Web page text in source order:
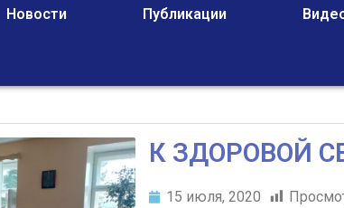
Новости Публикации
К ЗДОРОВОЙ
15 июля, 2020